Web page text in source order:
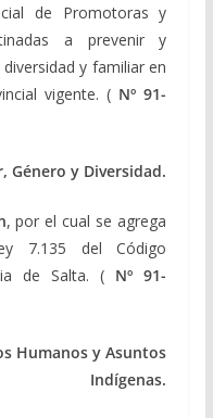
de Promotoras y
a prevenir y
y familiar en
vigente. ( Nº91-
Género y Diversidad.
, por el cual se agrega
7.135 del Código
de Salta. ( Nº91-
Humanos y Asuntos
Indígenas.